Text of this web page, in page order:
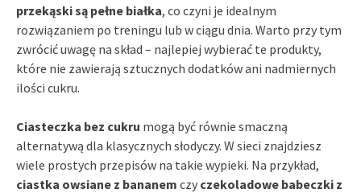
przekąski są pełne białka, co czyni je idealnym
rozwiązaniem po treningu lub w ciągu dnia. Warto przy tym
zwrócić uwagę na skład – najlepiej wybierać te produkty,
które nie zawierają sztucznych dodatków ani nadmiernych
ilości cukru.
Ciasteczka bez cukru mogą być równie smaczną
alternatywą dla klasycznych słodyczy. W sieci znajdziesz
wiele prostych przepisów na takie wypieki. Na przykład,
ciastka owsiane z bananem czy czekoladowe babeczki z